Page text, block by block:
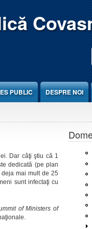
PUBLIC DESPRE NOI
Dar câţi ştiu că 1
dedicată (pe plan
mai mult de 25
sunt infectaţi cu
of Ministers of